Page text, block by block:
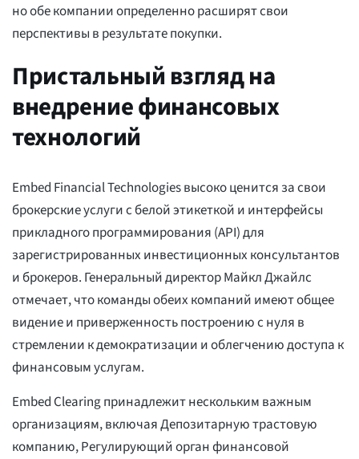
но обе компании определенно расширят свои
перспективы в результате покупки.
Пристальный взгляд на
внедрение финансовых
технологий
Embed Financial Technologies высоко ценится за свои
брокерские услуги с белой этикеткой и интерфейсы
прикладного программирования (API) для
зарегистрированных инвестиционных консультантов
и брокеров. Генеральный директор Майкл Джайлс
отмечает, что команды обеих компаний имеют общее
видение и приверженность построению с нуля в
стремлении к демократизации и облегчению доступа к
финансовым услугам.
Embed Clearing принадлежит нескольким важным
организациям, включая Депозитарную трастовую
компанию, Регулирующий орган финансовой